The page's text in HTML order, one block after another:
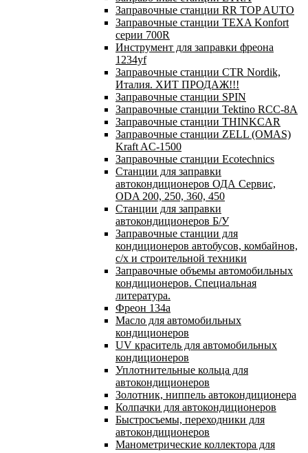
Заправочные станции RR TOP AUTO
Заправочные станции TEXA Konfort
серии 700R
Инструмент для заправки фреона
1234yf
Заправочные станции CTR Nordik,
Италия. ХИТ ПРОДАЖ!!!
Заправочные станции SPIN
Заправочные станции Tektino RCC-8A
Заправочные станции THINKCAR
Заправочные станции ZELL (OMAS)
Kraft AC-1500
Заправочные станции Ecotechnics
Станции для заправки
автокондиционеров ОДА Сервис,
ODA 200, 250, 360, 450
Станции для заправки
автокондиционеров Б/У
Заправочные станции для
кондиционеров автобусов, комбайнов,
с/х и строительной техники
Заправочные объемы автомобильных
кондиционеров. Специальная
литература.
Фреон 134a
Масло для автомобильных
кондиционеров
UV краситель для автомобильных
кондиционеров
Уплотнительные кольца для
автокондиционеров
Золотник, ниппель автокондиционера
Колпачки для автокондиционеров
Быстросъемы, переходники для
автокондиционеров
Манометрические коллектора для